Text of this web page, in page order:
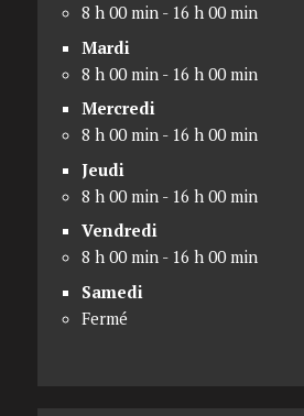
8 h 00 min - 16 h 00 min
Mardi
8 h 00 min - 16 h 00 min
Mercredi
8 h 00 min - 16 h 00 min
Jeudi
8 h 00 min - 16 h 00 min
Vendredi
8 h 00 min - 16 h 00 min
Samedi
Fermé